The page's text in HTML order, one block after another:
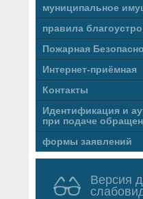
муниципальное
правила
Пожарная
Интернет-приёмная
Контакты
Идентификация и
при подаче
формы заявлений
Версия